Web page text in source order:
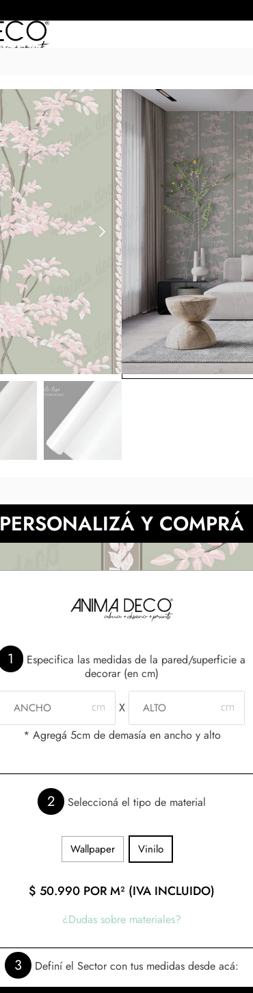
Inicio/ Empapelados
TRAMA DE
50.990 – $68.990
6 Cuotas sin
20% OFF por
15 días hábiles
Incluye
Las imágenes son
de ancho por el alto de
tonos digitales respecto
pantalla. **
NECESITAS MÀS INFORMACIÓN?
PERSONALIZÁ Y COMPRÁ
1
Especifica las medidas de la pared/superficie a
decorar (en cm)
X
* Agregá 5cm de demasía en ancho y alto
2 Seleccioná el tipo de material
Wallpaper Vinilo
$ 50.990 POR M² (IVA INCLUIDO)
¿Dudas sobre materiales?
3 Definí el Sector con tus medidas desde acá: